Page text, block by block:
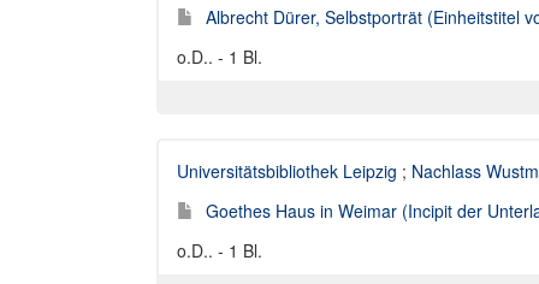
Albrecht Dürer, Selbstporträt (Einheitstitel
o.D.. - 1 Bl.
Universitätsbibliothek Leipzig ; Nachlass
Goethes Haus in Weimar (Incipit der
o.D.. - 1 Bl.